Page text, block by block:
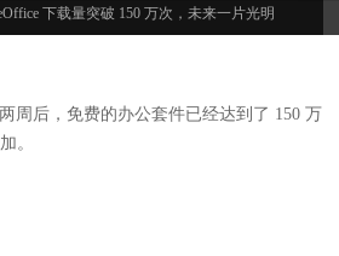
下载量突破 150 万次，未来一片光明
周后，免费的办公套件已经达到了 150 万
。